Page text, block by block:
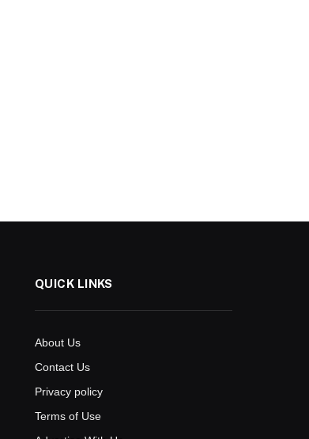
QUICK LINKS
About Us
Contact Us
Privacy policy
Terms of Use